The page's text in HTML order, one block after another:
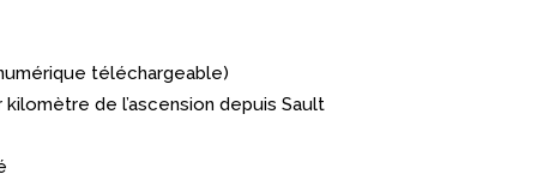
téléchargeable)
de l’ascension depuis Sault